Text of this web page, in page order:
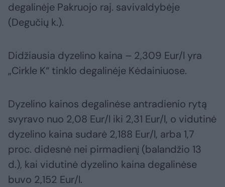
degalinėje Pakruojo raj. savivaldybėje
(Degučių k.).
Didžiausia dyzelino kaina – 2,309 Eur/l yra
„Cirkle K“ tinklo degalinėje Kėdainiuose.
Dyzelino kainos degalinėse antradienio rytą
svyravo nuo 2,08 Eur/l iki 2,31 Eur/l, o vidutinė
dyzelino kaina sudarė 2,188 Eur/l, arba 1,7
proc. didesnė nei pirmadienį (balandžio 13
d.), kai vidutinė dyzelino kaina degalinėse
buvo 2,152 Eur/l.